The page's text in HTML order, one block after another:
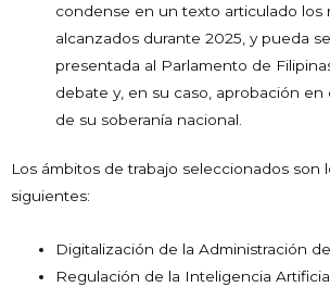
condense en un texto articulado los
alcanzados durante 2025, y pueda
presentada al Parlamento de
debate y, en su caso, aprobación en
de su soberanía nacional.
Los ámbitos de trabajo seleccionados son
siguientes:
Digitalización de la Administración
Regulación de la Inteligencia